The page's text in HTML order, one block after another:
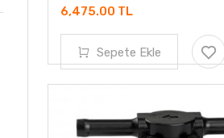
6,475.00 TL
Sepete Ekle